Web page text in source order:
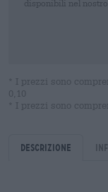
disponibili nel nostro
* I prezzi sono
0,10
* I prezzi sono
Descrizione